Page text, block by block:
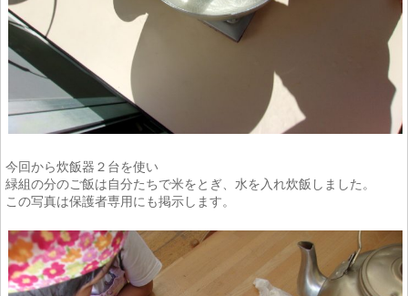
今回から炊飯器２台を使い
緑組の分のご飯は自分たちで米をとぎ、水を入れ炊飯しました。
この写真は保護者専用にも掲示します。